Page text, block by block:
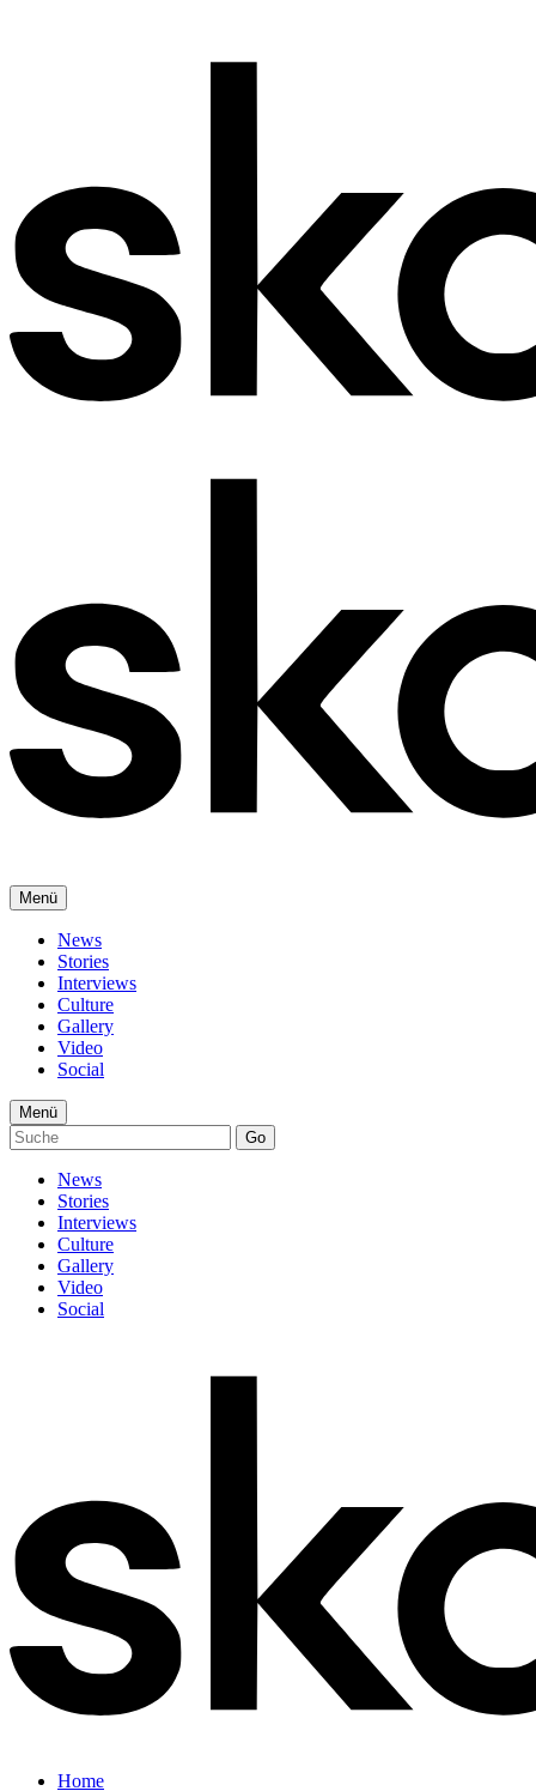
Menü
News
Stories
Interviews
Culture
Gallery
Video
Social
Menü
Go
News
Stories
Interviews
Culture
Gallery
Video
Social
Home